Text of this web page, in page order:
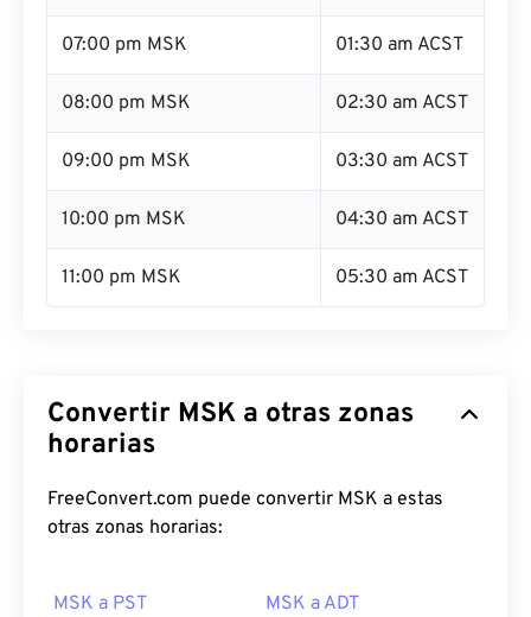
07:00 pm MSK 01:30 am ACST
08:00 pm MSK 02:30 am ACST
09:00 pm MSK 03:30 am ACST
10:00 pm MSK 04:30 am ACST
11:00 pm MSK 05:30 am ACST
Convertir MSK a otras zonas
horarias
FreeConvert.com puede convertir MSK a estas
otras zonas horarias:
MSK a PST MSK a ADT